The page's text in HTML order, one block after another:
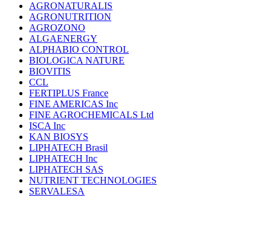
AGRONATURALIS
AGRONUTRITION
AGROZONO
ALGAENERGY
ALPHABIO CONTROL
BIOLOGICA NATURE
BIOVITIS
CCL
FERTIPLUS France
FINE AMERICAS Inc
FINE AGROCHEMICALS Ltd
ISCA Inc
KAN BIOSYS
LIPHATECH Brasil
LIPHATECH Inc
LIPHATECH SAS
NUTRIENT TECHNOLOGIES
SERVALESA